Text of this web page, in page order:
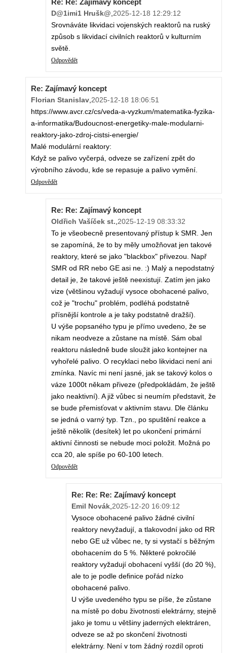
D@1imi1 Hrušk@ 2025-12-18 12:29:12
Srovnáváte likvidaci vojenských reaktorů na ruský
způsob s likvidací civilních reaktorů v kulturním
světě.
Odpovědět
Re: Zajímavý koncept
Florian Stanislav 2025-12-18 18:06:51
https://www.avcr.cz/cs/veda-a-vyzkum/matematika-fyzika-
a-informatika/Budoucnost-energetiky-male-modularni-
reaktory-jako-zdroj-cistsi-energie/
Malé modulární reaktory:
Když se palivo vyčerpá, odveze se zařízení zpět do
výrobního závodu, kde se repasuje a palivo vymění.
Odpovědět
Re: Re: Zajímavý koncept
Oldřich Vašíček st. 2025-12-19 08:33:32
To je všeobecně presentovaný přístup k SMR. Jen
se zapomíná, že to by měly umožňovat jen takové
reaktory, které se jako "blackbox" přivezou. Např
SMR od RR nebo GE asi ne. :) Malý a nepodstatný
detail je, že takové ještě neexistují. Zatím jen jako
vize (většinou vyžadují vysoce obohacené palivo,
což je "trochu" problém, podléhá podstatně
přísnější kontrole a je taky podstatně dražší).
U výše popsaného typu je přímo uvedeno, že se
nikam neodveze a zůstane na místě. Sám obal
reaktoru následně bude sloužit jako kontejner na
vyhořelé palivo. O recyklaci nebo likvidaci není ani
zmínka. Navíc mi není jasné, jak se takový kolos o
váze 1000t někam přiveze (předpokládám, že ještě
jako neaktivní). A již vůbec si neumím představit, že
se bude přemisťovat v aktivním stavu. Dle článku
se jedná o varný typ. Tzn., po spuštění reakce a
ještě několik (desítek) let po ukončení primární
aktivní činnosti se nebude moci položit. Možná po
cca 20, ale spíše po 60-100 letech.
Odpovědět
Re: Re: Re: Zajímavý koncept
Emil Novák 2025-12-20 16:09:12
Vysoce obohacené palivo žádné civilní
reaktory nevyžadují, a tlakovodní jako od RR
nebo GE už vůbec ne, ty si vystačí s běžným
obohacením do 5 %. Některé pokročilé
reaktory vyžadují obohacení vyšší (do 20 %),
ale to je podle definice pořád nízko
obohacené palivo.
U výše uvedeného typu se píše, že zůstane
na místě po dobu životnosti elektrárny, stejně
jako je tomu u většiny jaderných elektráren,
odveze se až po skončení životnosti
elektrárny. Není v tom žádný rozdíl oproti